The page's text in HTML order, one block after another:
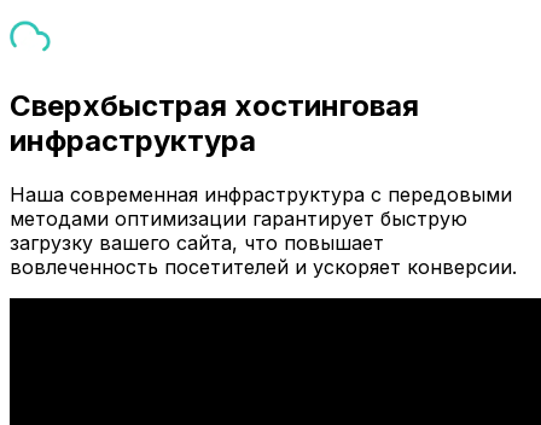
Сверхбыстрая хостинговая
инфраструктура
Наша современная инфраструктура с передовыми
методами оптимизации гарантирует быструю
загрузку вашего сайта, что повышает
вовлеченность посетителей и ускоряет конверсии.